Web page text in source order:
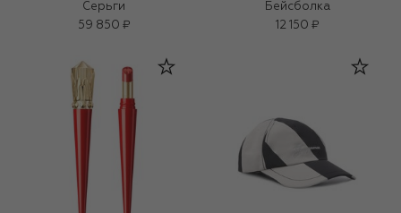
Серьги
59 850 ₽
Бейсболка
12 150 ₽